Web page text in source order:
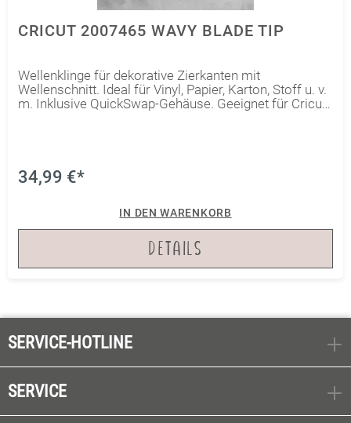
CRICUT 2007465 WAVY BLADE TIP
Wellenklinge für dekorative Zierkanten mit
Wellenschnitt. Ideal für Vinyl, Papier, Karton, Stoff u. v.
m. Inklusive QuickSwap-Gehäuse. Geeignet für Cricut
34,99 €*
IN DEN WARENKORB
DETAILS
SERVICE-HOTLINE
SERVICE